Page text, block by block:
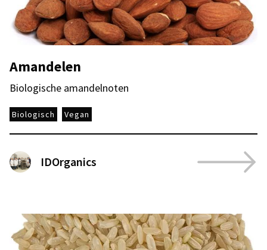
Amandelen
Biologische amandelnoten
Biologisch Vegan
IDOrganics